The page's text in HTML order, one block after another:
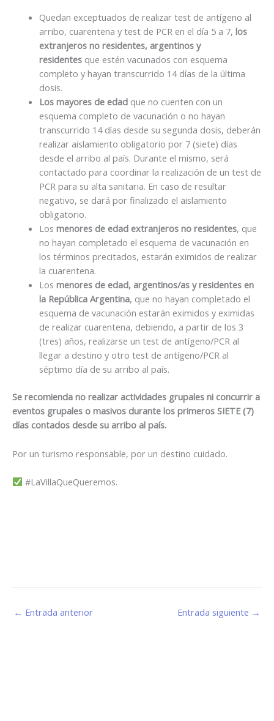
Quedan exceptuados de realizar test de antígeno al
arribo, cuarentena y test de PCR en el día 5 a 7, los
extranjeros no residentes, argentinos y
residentes que estén vacunados con esquema
completo y hayan transcurrido 14 días de la última
dosis.
Los mayores de edad que no cuenten con un
esquema completo de vacunación o no hayan
transcurrido 14 días desde su segunda dosis, deberán
realizar aislamiento obligatorio por 7 (siete) días
desde el arribo al país. Durante el mismo, será
contactado para coordinar la realización de un test de
PCR para su alta sanitaria. En caso de resultar
negativo, se dará por finalizado el aislamiento
obligatorio.
Los menores de edad extranjeros no residentes, que
no hayan completado el esquema de vacunación en
los términos precitados, estarán eximidos de realizar
la cuarentena.
Los menores de edad, argentinos/as y residentes en
la República Argentina, que no hayan completado el
esquema de vacunación estarán eximidos y eximidas
de realizar cuarentena, debiendo, a partir de los 3
(tres) años, realizarse un test de antígeno/PCR al
llegar a destino y otro test de antígeno/PCR al
séptimo día de su arribo al país.
Se recomienda no realizar actividades grupales ni concurrir a
eventos grupales o masivos durante los primeros SIETE (7)
días contados desde su arribo al país.
Por un turismo responsable, por un destino cuidado.
#LaVillaQueQueremos.
← Entrada anterior Entrada siguiente →